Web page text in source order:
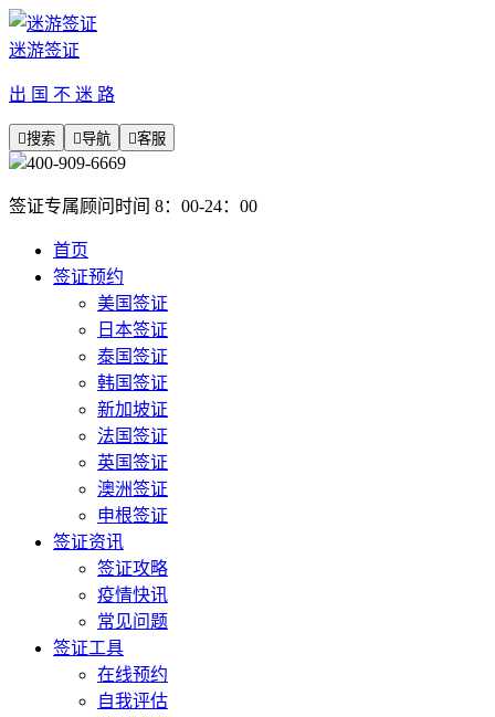
迷游签证
出 国 不 迷 路
搜索 导航 客服
400-909-6669
签证专属顾问时间 8：00-24：00
首页
签证预约
美国签证
日本签证
泰国签证
韩国签证
新加坡证
法国签证
英国签证
澳洲签证
申根签证
签证资讯
签证攻略
疫情快讯
常见问题
签证工具
在线预约
自我评估